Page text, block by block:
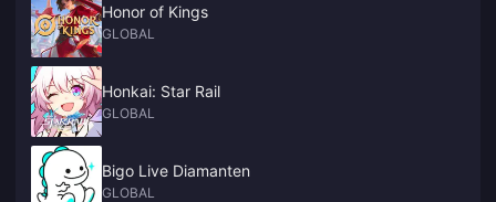
Honor of Kings
GLOBAL
Honkai: Star Rail
GLOBAL
Bigo Live Diamanten
GLOBAL